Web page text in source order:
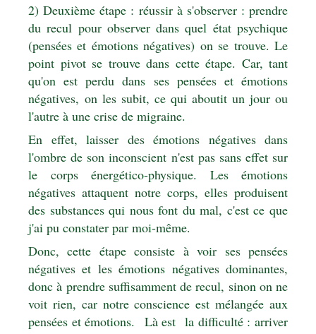
2) Deuxième étape : réussir à s'observer : prendre
du recul pour observer dans quel état psychique
(pensées et émotions négatives) on se trouve. Le
point pivot se trouve dans cette étape. Car, tant
qu'on est perdu dans ses pensées et émotions
négatives, on les subit, ce qui aboutit un jour ou
l'autre à une crise de migraine.
En effet, laisser des émotions négatives dans
l'ombre de son inconscient n'est pas sans effet sur
le corps énergético-physique. Les émotions
négatives attaquent notre corps, elles produisent
des substances qui nous font du mal, c'est ce que
j'ai pu constater par moi-même.
Donc, cette étape consiste à voir ses pensées
négatives et les émotions négatives dominantes,
donc à prendre suffisamment de recul, sinon on ne
voit rien, car notre conscience est mélangée aux
pensées et émotions. Là est la difficulté : arriver